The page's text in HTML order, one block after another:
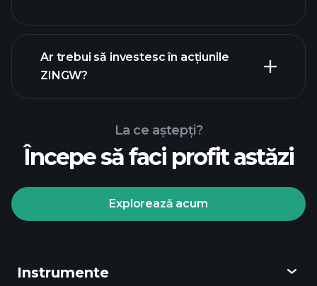
rapoartele financiare
Turneele
recomandat
Ar trebui să investesc în acțiunile
ZINGW?
La ce aștepți?
Începe să faci profit astăzi
Explorează acum
Instrumente